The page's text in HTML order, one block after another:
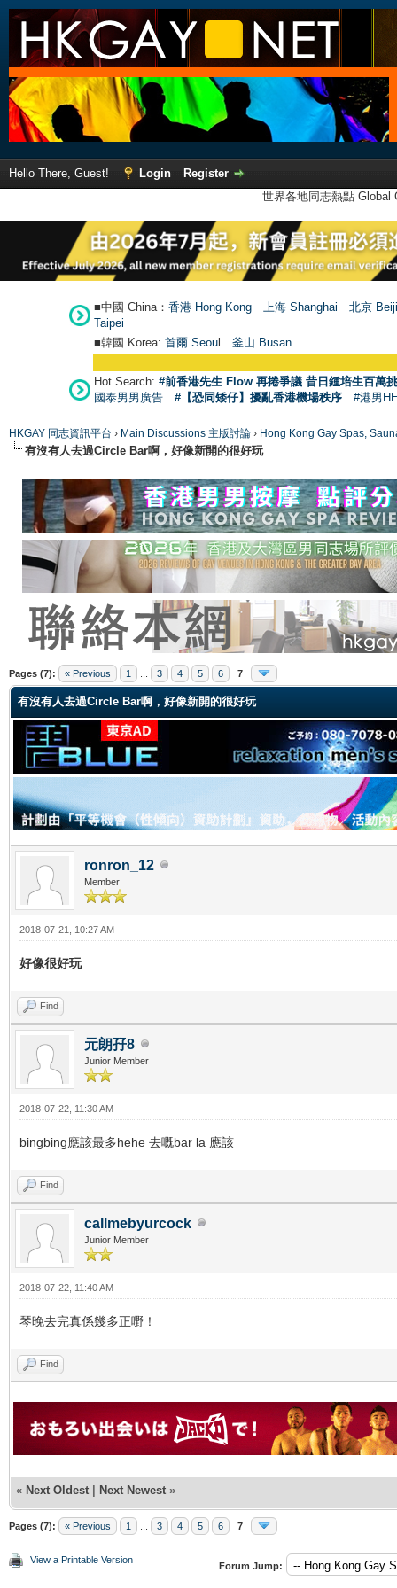
Hello There, Guest! Login
Register
世界各地同志熱點
■中國 China： 香港 Hong Kong 上海 Shanghai
北京
Taipei
■韓國 Korea: 首爾 Seoul 釜山 Busan
Hot Search: #前香港先生 Flow 再捲爭議 昔日鍾培生百萬
國泰男男廣告
#【恐同矮仔】擾亂香港機場秩序 #港男
HKGAY 同志資訊平台 › Main Discussions 主版討論 › Hong Kong Gay Spas,
有沒有人去過Circle Bar啊，好像新開的很好玩
Pages (7): « Previous 1 3 4 5 6 7
有沒有人去過Circle Bar啊，好像新開的很好玩
ronron_12
Member
2018-07-21, 10:27 AM
好像很好玩
Find
元朗孖8
Junior Member
2018-07-22, 11:30 AM
bingbing應該最多hehe 去嘅bar la 應該
Find
callmebyurcock
Junior Member
2018-07-22, 11:40 AM
琴晚去完真係幾多正嘢！
Find
« Next Oldest | Next Newest »
Pages (7): « Previous 1 3 4 5 6 7
View a Printable Version
Forum Jump: